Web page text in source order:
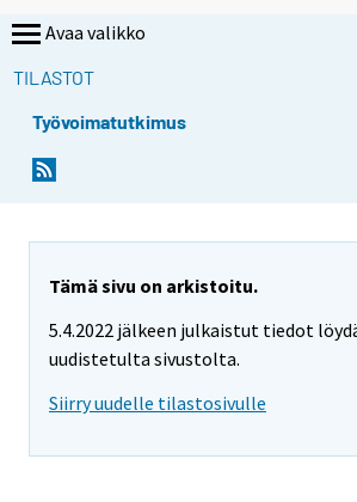
Avaa valikko
TILASTOT
Työvoimatutkimus
Tämä sivu on arkistoitu.
5.4.2022 jälkeen julkaistut tiedot
uudistetulta sivustolta.
Siirry uudelle tilastosivulle